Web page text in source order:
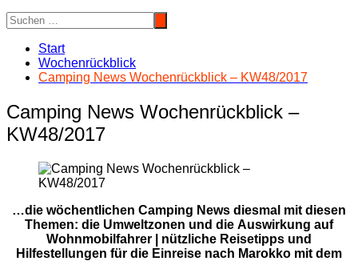
Start
Wochenrückblick
Camping News Wochenrückblick – KW48/2017
Camping News Wochenrückblick –
KW48/2017
…die wöchentlichen Camping News diesmal mit diesen
Themen: die Umweltzonen und die Auswirkung auf
Wohnmobilfahrer | nützliche Reisetipps und
Hilfestellungen für die Einreise nach Marokko mit dem